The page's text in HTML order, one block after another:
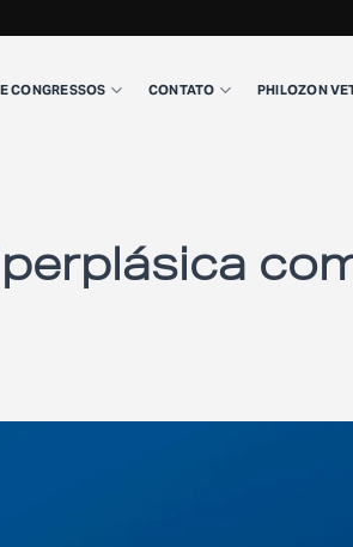
CONGRESSOS CONTATO PHILOZON